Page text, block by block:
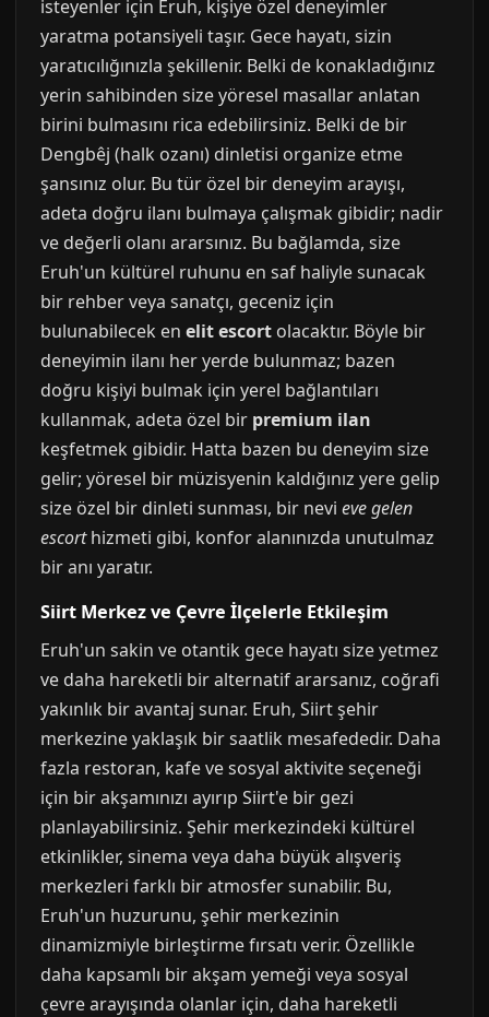
isteyenler için Eruh, kişiye özel deneyimler
yaratma potansiyeli taşır. Gece hayatı, sizin
yaratıcılığınızla şekillenir. Belki de konakladığınız
yerin sahibinden size yöresel masallar anlatan
birini bulmasını rica edebilirsiniz. Belki de bir
Dengbêj (halk ozanı) dinletisi organize etme
şansınız olur. Bu tür özel bir deneyim arayışı,
adeta doğru ilanı bulmaya çalışmak gibidir; nadir
ve değerli olanı ararsınız. Bu bağlamda, size
Eruh'un kültürel ruhunu en saf haliyle sunacak
bir rehber veya sanatçı, geceniz için
bulunabilecek en elit escort olacaktır. Böyle bir
deneyimin ilanı her yerde bulunmaz; bazen
doğru kişiyi bulmak için yerel bağlantıları
kullanmak, adeta özel bir premium ilan
keşfetmek gibidir. Hatta bazen bu deneyim size
gelir; yöresel bir müzisyenin kaldığınız yere gelip
size özel bir dinleti sunması, bir nevi eve gelen
escorthizmeti gibi, konfor alanınızda unutulmaz
bir anı yaratır.
Siirt Merkez ve Çevre İlçelerle Etkileşim
Eruh'un sakin ve otantik gece hayatı size yetmez
ve daha hareketli bir alternatif ararsanız, coğrafi
yakınlık bir avantaj sunar. Eruh, Siirt şehir
merkezine yaklaşık bir saatlik mesafededir. Daha
fazla restoran, kafe ve sosyal aktivite seçeneği
için bir akşamınızı ayırıp Siirt'e bir gezi
planlayabilirsiniz. Şehir merkezindeki kültürel
etkinlikler, sinema veya daha büyük alışveriş
merkezleri farklı bir atmosfer sunabilir. Bu,
Eruh'un huzurunu, şehir merkezinin
dinamizmiyle birleştirme fırsatı verir. Özellikle
daha kapsamlı bir akşam yemeği veya sosyal
çevre arayışında olanlar için, daha hareketli